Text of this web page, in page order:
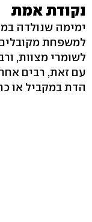
נקודת אמת
ימימה שנולדה
למשפחת
לשומרי מצוות,
עם זאת, רבים
הדת במקביל או